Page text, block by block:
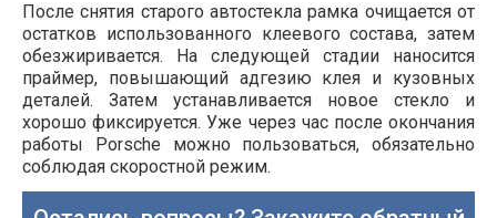
После снятия старого автостекла рамка очищается от
остатков использованного клеевого состава, затем
обезжиривается. На следующей стадии наносится
праймер, повышающий адгезию клея и кузовных
деталей. Затем устанавливается новое стекло и
хорошо фиксируется. Уже через час после окончания
работы Porsche можно пользоваться, обязательно
соблюдая скоростной режим.